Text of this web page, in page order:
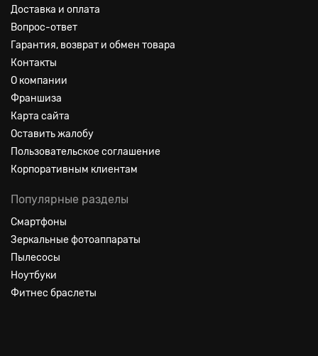
Доставка и оплата
Вопрос-ответ
Гарантия, возврат и обмен товара
Контакты
О компании
Франшиза
Карта сайта
Оставить жалобу
Пользовательское соглашение
Корпоративным клиентам
Популярные разделы
Смартфоны
Зеркальные фотоаппараты
Пылесосы
Ноутбуки
Фитнес браслеты